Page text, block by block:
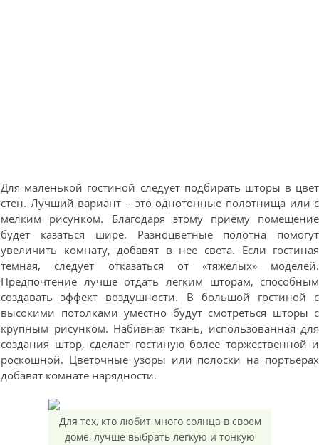
Для маленькой гостиной следует подбирать шторы в цвет
стен. Лучший вариант – это однотонные полотнища или с
мелким рисунком. Благодаря этому приему помещение
будет казаться шире. Разноцветные полотна помогут
увеличить комнату, добавят в нее света. Если гостиная
темная, следует отказаться от «тяжелых» моделей.
Предпочтение лучше отдать легким шторам, способным
создавать эффект воздушности. В большой гостиной с
высокими потолками уместно будут смотреться шторы с
крупным рисунком. Набивная ткань, использованная для
создания штор, сделает гостиную более торжественной и
роскошной. Цветочные узоры или полоски на портьерах
добавят комнате нарядности.
Для тех, кто любит много солнца в своем
доме, лучше выбрать легкую и тонкую